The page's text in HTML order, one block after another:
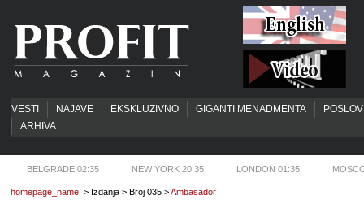
VESTI NAJAVE EKSKLUZIVNO GIGANTI MENADMENTA
ARHIVA
BELGRADE 02:35 NEW YORK 20:35 LONDON 01:35
homepage_name! > Izdanja > Broj 035 >Ambasador